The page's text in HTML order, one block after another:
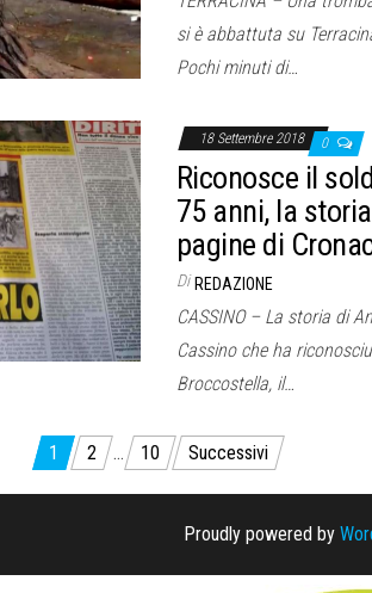
si è abbattuta su
Pochi minuti di…
18 Settembre 2018 0
Riconosce il
75 anni, la
pagine di
Di REDAZIONE
CASSINO – La storia di
Cassino che ha
Broccostella, il…
1 2 … 10 Successivi
Proudly powered by